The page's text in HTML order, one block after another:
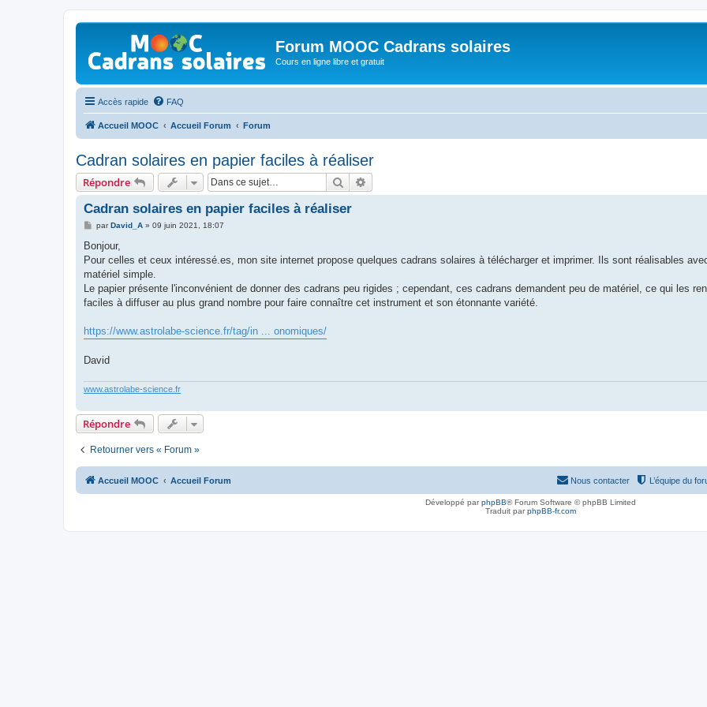
Forum MOOC Cadrans solaires
Cours en ligne libre et gratuit
Accès rapide FAQ
Accueil MOOC Accueil Forum Forum
Cadran solaires en papier faciles à réaliser
Répondre Rechercher
Cadran solaires en papier faciles à réaliser
M
s
a
g
parDavid_A» 09 juin 2021, 18:07
Bonjour,
Pour celles et ceux intéressé.es, mon site internet propose quelques cadrans solaires à télécharger et imprimer. Ils sont réalisables
matériel simple.
Le papier présente l'inconvénient de donner des cadrans peu rigides ; cependant, ces cadrans demandent peu de matériel, ce qui les
faciles à diffuser au plus grand nombre pour faire connaître cet instrument et son étonnante variété.
https://www.astrolabe-science.fr/tag/in ... onomiques/
David
www.astrolabe-science.fr
Répondre
Retourner vers « Forum »
Accueil MOOC Accueil Forum L’équipe du
Nous contacter
Développé parphpBB® Forum Software © phpBB Limited
Traduit parphpBB-fr.com